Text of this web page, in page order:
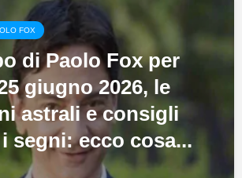
FOX
di Paolo Fox per
giugno 2026, le
astrali e consigli
segni: ecco cosa...